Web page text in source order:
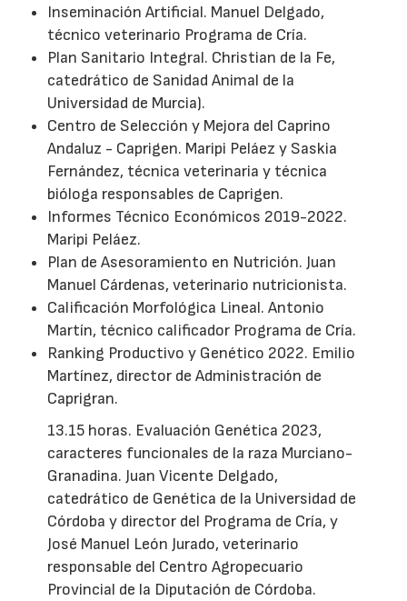
Inseminación Artificial. Manuel Delgado,
técnico veterinario Programa de Cría.
Plan Sanitario Integral. Christian de la Fe,
catedrático de Sanidad Animal de la
Universidad de Murcia).
Centro de Selección y Mejora del Caprino
Andaluz - Caprigen. Maripi Peláez y Saskia
Fernández, técnica veterinaria y técnica
bióloga responsables de Caprigen.
Informes Técnico Económicos 2019-2022.
Maripi Peláez.
Plan de Asesoramiento en Nutrición. Juan
Manuel Cárdenas, veterinario nutricionista.
Calificación Morfológica Lineal. Antonio
Martín, técnico calificador Programa de Cría.
Ranking Productivo y Genético 2022. Emilio
Martínez, director de Administración de
Caprigran.
13.15 horas. Evaluación Genética 2023,
caracteres funcionales de la raza Murciano-
Granadina. Juan Vicente Delgado,
catedrático de Genética de la Universidad de
Córdoba y director del Programa de Cría, y
José Manuel León Jurado, veterinario
responsable del Centro Agropecuario
Provincial de la Diputación de Córdoba.